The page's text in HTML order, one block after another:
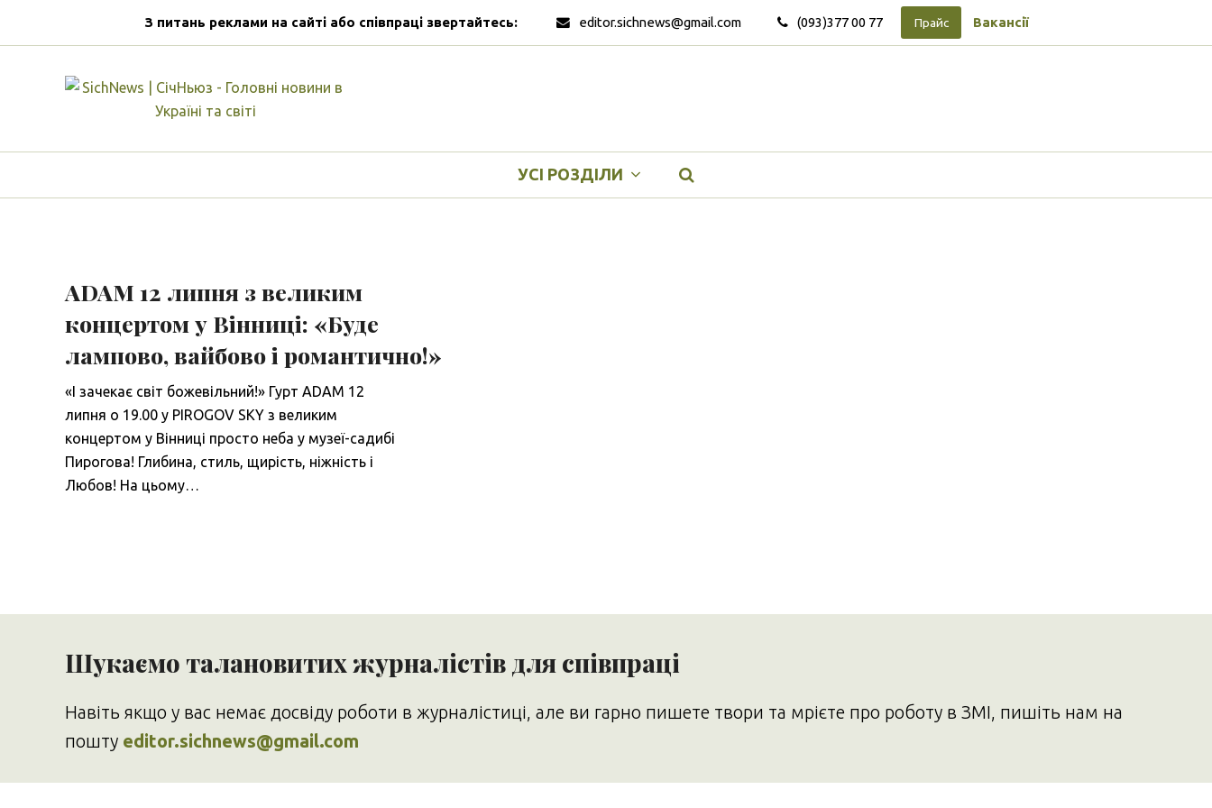
З питань реклами на сайті або співпраці звертайтесь: editor.sichnews@gmail.com (093)377 00 77 Прайс Вакансії
УСІ РОЗДІЛИ
ADAM 12 липня з великим
концертом у Вінниці: «Буде
лампово, вайбово і романтично!»
«І зачекає світ божевільний!» Гурт ADAM 12
липня о 19.00 у PIROGOV SKY з великим
концертом у Вінниці просто неба у музеї-садибі
Пирогова! Глибина, стиль, щирість, ніжність і
Любов! На цьому…
Шукаємо талановитих журналістів для співпраці
Навіть якщо у вас немає досвіду роботи в журналістиці, але ви гарно пишете твори та мрієте про роботу в ЗМІ, пишіть нам на
пошту editor.sichnews@gmail.com